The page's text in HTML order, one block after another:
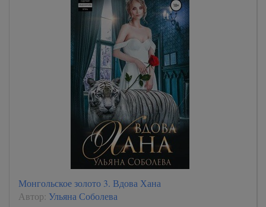
Монгольское золото 3. Вдова Хана
Автор: Ульяна Соболева